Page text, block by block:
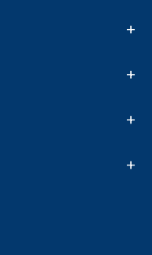
+
+
+
+